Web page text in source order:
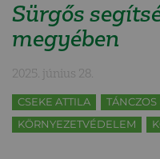
Sürgős
megyében
2025. június 28.
CSEKE ATTILA
KÖRNYEZETVÉDELEM